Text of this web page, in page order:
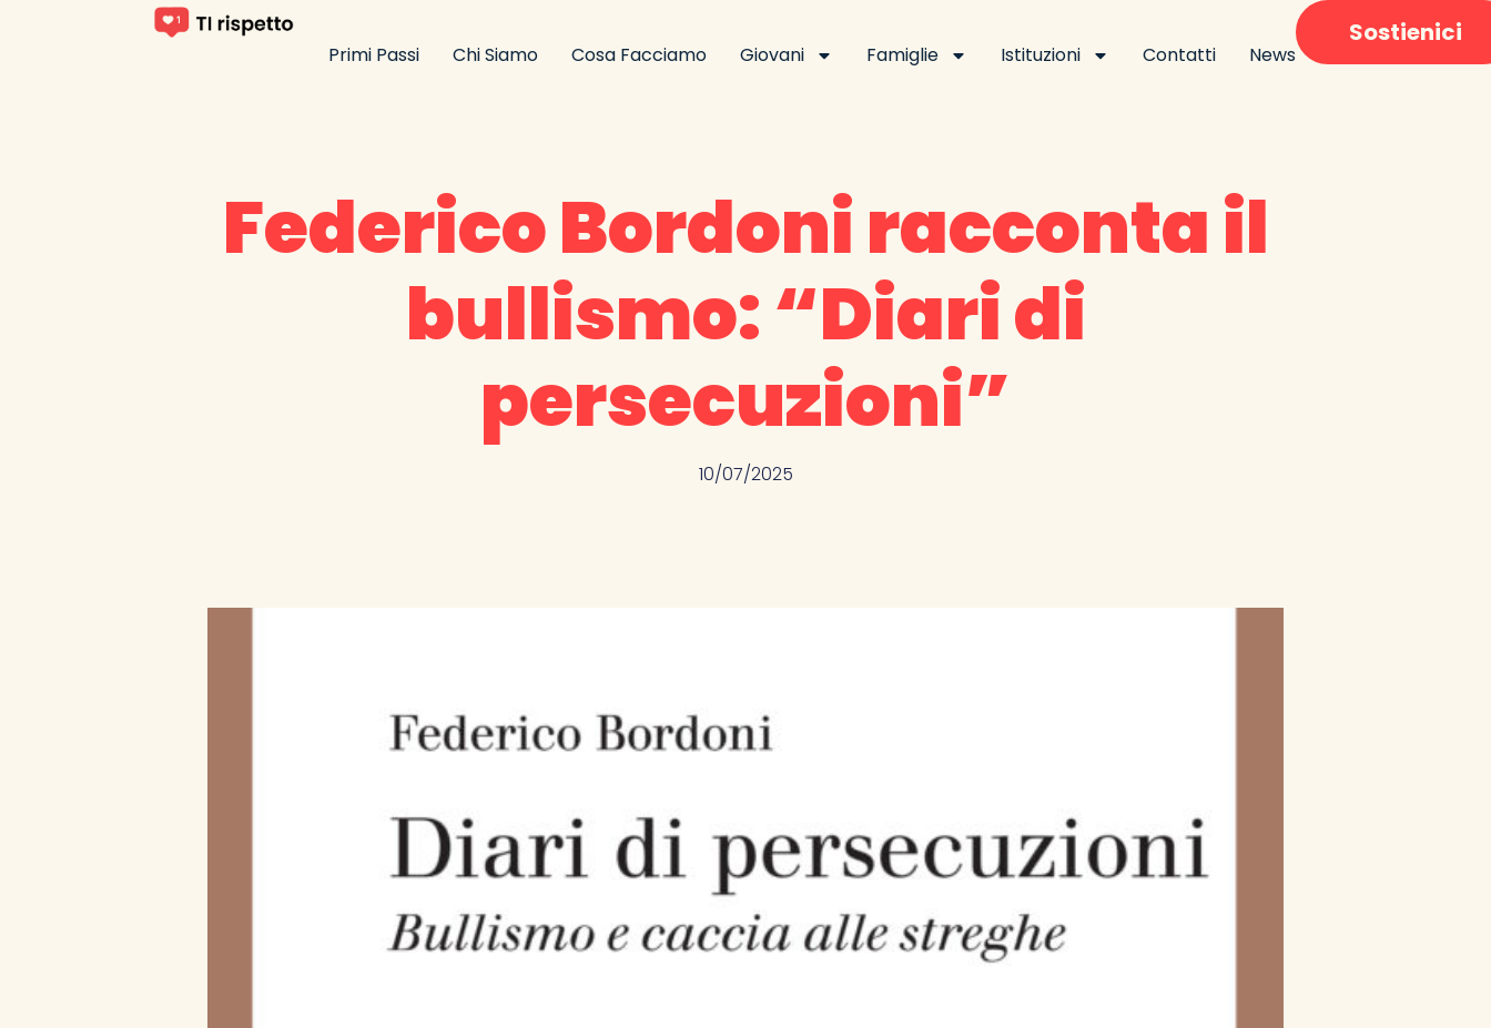
Primi Passi Chi Siamo Cosa Facciamo Giovani Famiglie Istituzioni Contatti News
Sostienici
Federico Bordoni racconta il
bullismo: “Diari di
persecuzioni”
10/07/2025